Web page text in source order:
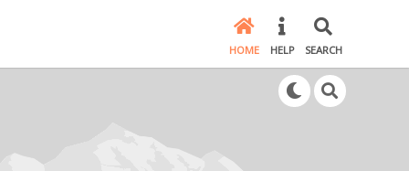
HOME HELP SEARCH